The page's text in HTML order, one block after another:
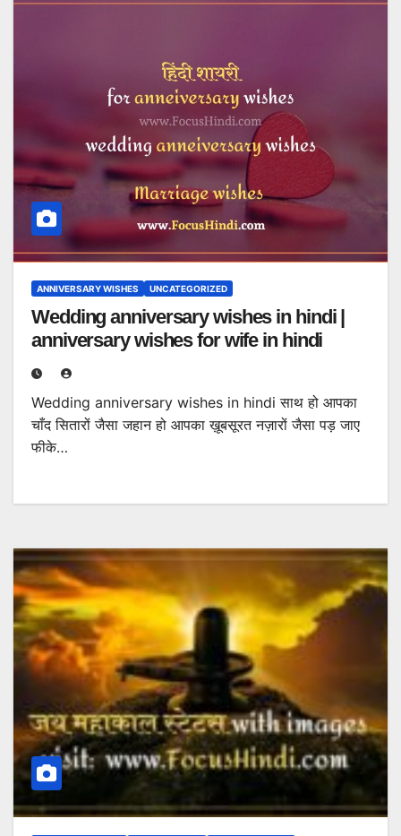
ANNIVERSARY WISHES UNCATEGORIZED
Wedding anniversary wishes in hindi |
anniversary wishes for wife in hindi
Wedding anniversary wishes in hindi साथ हो आपका
चाँद सितारों जैसा जहान हो आपका ख़ूबसूरत नज़ारों जैसा पड़ जाए
फीके…